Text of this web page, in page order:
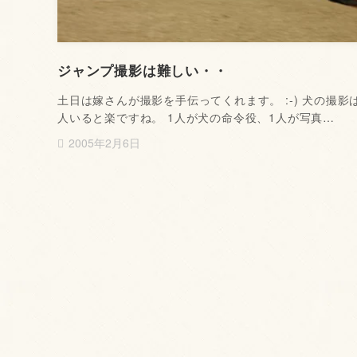
ジャンプ撮影は難しい・・
土日は嫁さんが撮影を手伝ってくれます。 :-) 犬の撮影
人いると楽ですね。 1人が犬の命令役、1人が写真…
2005年2月6日